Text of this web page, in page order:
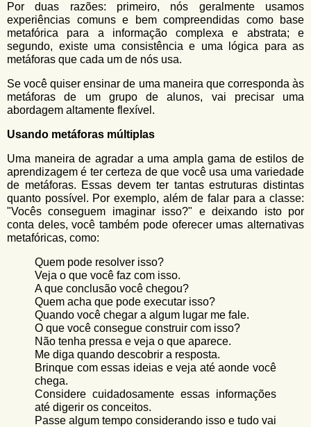
Por duas razões: primeiro, nós geralmente usamos
experiências comuns e bem compreendidas como base
metafórica para a informação complexa e abstrata; e
segundo, existe uma consistência e uma lógica para as
metáforas que cada um de nós usa.
Se você quiser ensinar de uma maneira que corresponda às
metáforas de um grupo de alunos, vai precisar uma
abordagem altamente flexível.
Usando metáforas múltiplas
Uma maneira de agradar a uma ampla gama de estilos de
aprendizagem é ter certeza de que você usa uma variedade
de metáforas. Essas devem ter tantas estruturas distintas
quanto possível. Por exemplo, além de falar para a classe:
"Vocês conseguem imaginar isso?" e deixando isto por
conta deles, você também pode oferecer umas alternativas
metafóricas, como:
Quem pode resolver isso?
Veja o que você faz com isso.
A que conclusão você chegou?
Quem acha que pode executar isso?
Quando você chegar a algum lugar me fale.
O que você consegue construir com isso?
Não tenha pressa e veja o que aparece.
Me diga quando descobrir a resposta.
Brinque com essas ideias e veja até aonde você
chega.
Considere cuidadosamente essas informações
até digerir os conceitos.
Passe algum tempo considerando isso e tudo vai